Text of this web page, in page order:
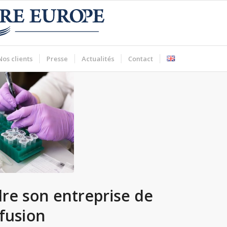
clients Presse Actualités Contact
son entreprise de